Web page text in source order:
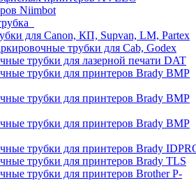
Niimbot
для Canon, КП, Supvan, LM, Partex
трубки для Cab, Godex
трубки для лазерной печати DAT
трубки для принтеров Brady BMP
трубки для принтеров Brady BMP
трубки для принтеров Brady BMP
трубки для принтеров Brady
трубки для принтеров Brady TLS
трубки для принтеров Brother P-